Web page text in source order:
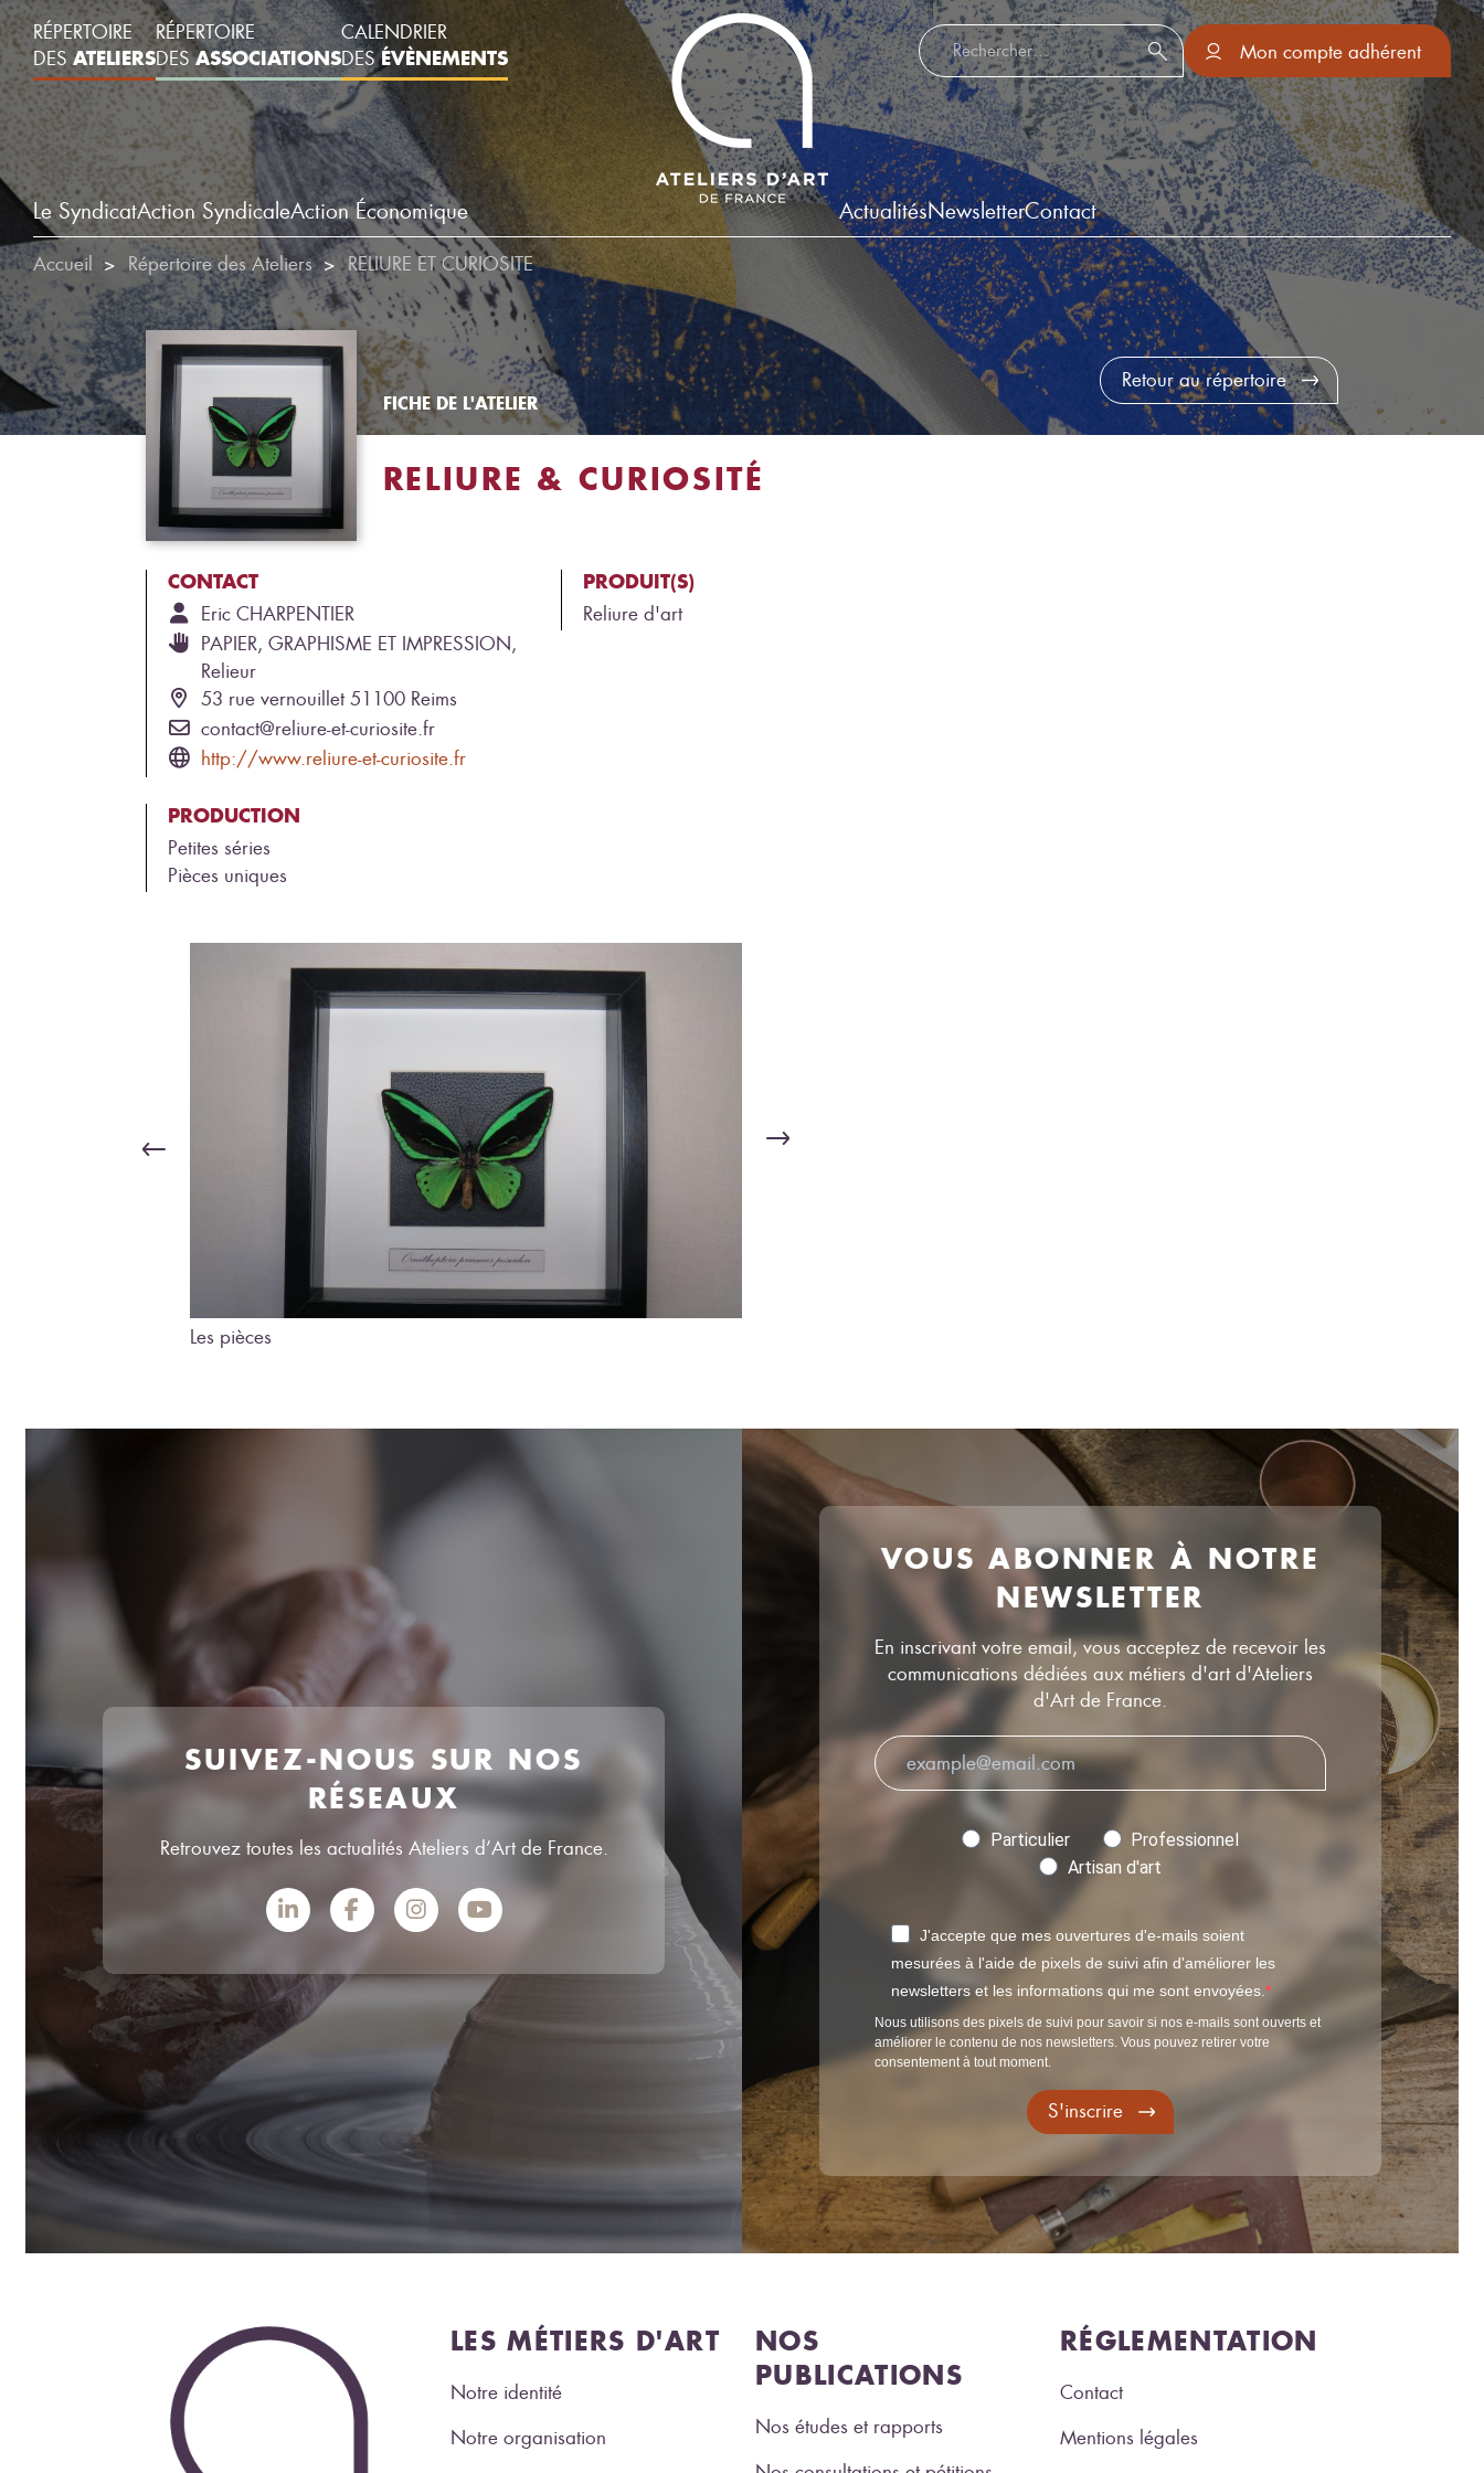
RÉPERTOIRE
DESATELIERS
RÉPERTOIRE
DESASSOCIATIONS
CALENDRIER
DESÉVÈNEMENTS
Le SyndicatAction SyndicaleAction Économique
Rechercher :
Mon compte adhérent
ActualitésNewsletterContact
Accueil Répertoire des Ateliers RELIURE ET CURIOSITE
FICHE DE L'ATELIER
RELIURE & CURIOSITÉ
CONTACT
Eric CHARPENTIER
PAPIER, GRAPHISME ET IMPRESSION,
Relieur
53 rue vernouillet 51100 Reims
contact@reliure-et-curiosite.fr
http://www.reliure-et-curiosite.fr
PRODUIT(S)
Reliure d'art
PRODUCTION
Petites séries
Pièces uniques
Les pièces
Retour au répertoire
SUIVEZ-NOUS SUR NOS
RÉSEAUX
Retrouvez toutes les actualités Ateliers d’Art de France.
VOUS ABONNER À NOTRE
NEWSLETTER
En inscrivant votre email, vous acceptez de recevoir les
communications dédiées aux métiers d'art d'Ateliers
d'Art de France.
Particulier
Professionnel
Artisan d'art
J'accepte que mes ouvertures d'e-mails soient
mesurées à l'aide de pixels de suivi afin d'améliorer les
newsletters et les informations qui me sont envoyées.
Nous utilisons des pixels de suivi pour savoir si nos e-mails sont ouverts et
améliorer le contenu de nos newsletters. Vous pouvez retirer votre
consentement à tout moment.
S'inscrire
LES MÉTIERS D'ART
Notre identité
Notre organisation
NOS
PUBLICATIONS
Nos études et rapports
RÉGLEMENTATION
Contact
Mentions légales